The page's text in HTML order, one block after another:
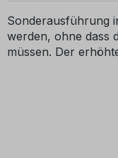
Sonderausführung
werden, ohne dass
müssen. Der